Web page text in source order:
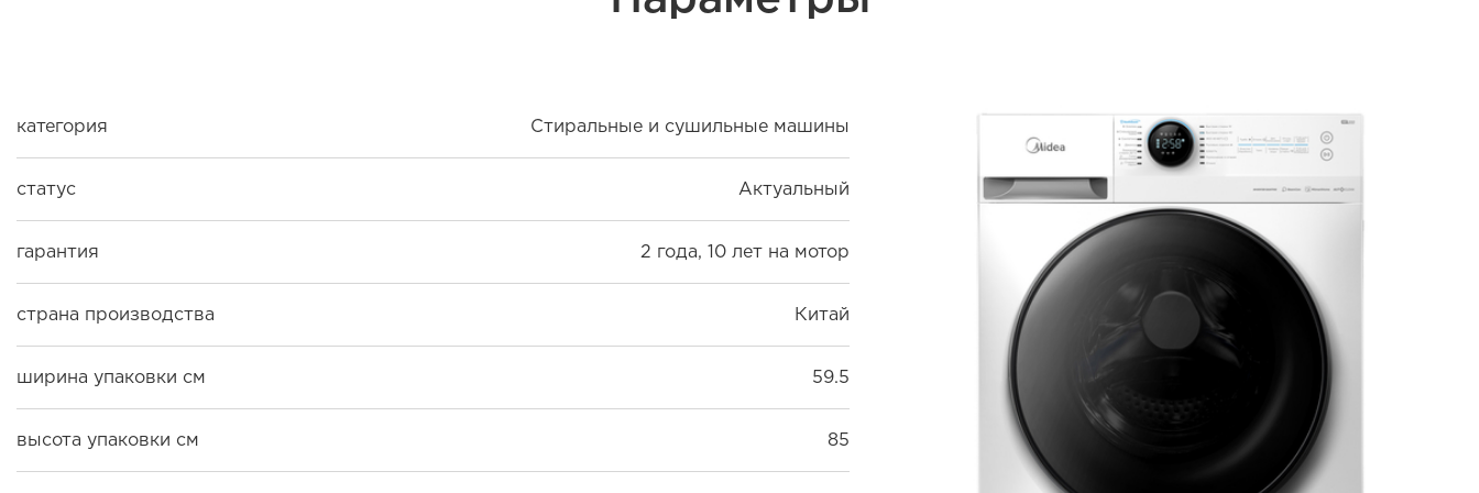
категория Стиральные и сушильные машины
статус Актуальный
гарантия 2 года, 10 лет на мотор
страна производства Китай
ширина упаковки см 59.5
высота упаковки см 85